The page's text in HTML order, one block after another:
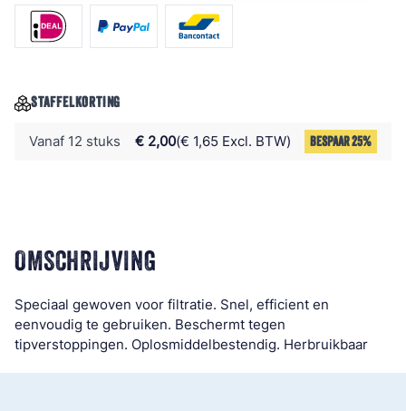
STAFFELKORTING
Vanaf 12 stuks € 2,00 € 1,65 Excl. BTW BESPAAR 25%
OMSCHRIJVING
Speciaal gewoven voor filtratie. Snel, efficient en
eenvoudig te gebruiken. Beschermt tegen
tipverstoppingen. Oplosmiddelbestendig. Herbruikbaar